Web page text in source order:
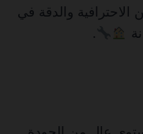
والدقة في
.